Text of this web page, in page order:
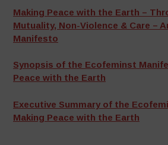
Making Peace with the Earth –
Mutuality, Non-Violence & Care –
Manifesto
Synopsis of the Ecofeminst
Peace with the Earth
Executive Summary of the
Making Peace with the Earth